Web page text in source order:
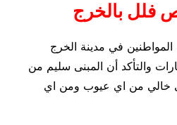
فلل بالخرج
في مدينة الخرج
والتأكد أن المبنى سليم من
خالي من اي عيوب ومن اي